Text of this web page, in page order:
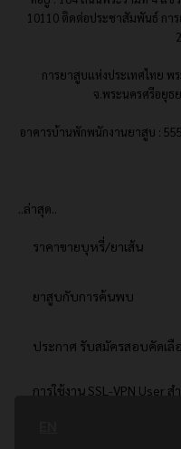
10110 ติดต่อประชาสัมพันธ์ กา
การยาสูบแห่งประเทศไทย พ
จ.พระนครศรีอยุธ
อาคารบ้านพักพนักงานยาสูบ :
..ล่าสุด..
ราคาขายบุหรี่/ยาเส้น
ยาสูบกับการค้นพบ
ประกาศ รับสมัครสอบคัดเลื
การใช้งาน SSL-VPN User